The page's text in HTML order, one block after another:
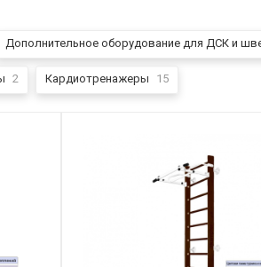
Дополнительное оборудование для ДСК и
2 Кардиотренажеры 15